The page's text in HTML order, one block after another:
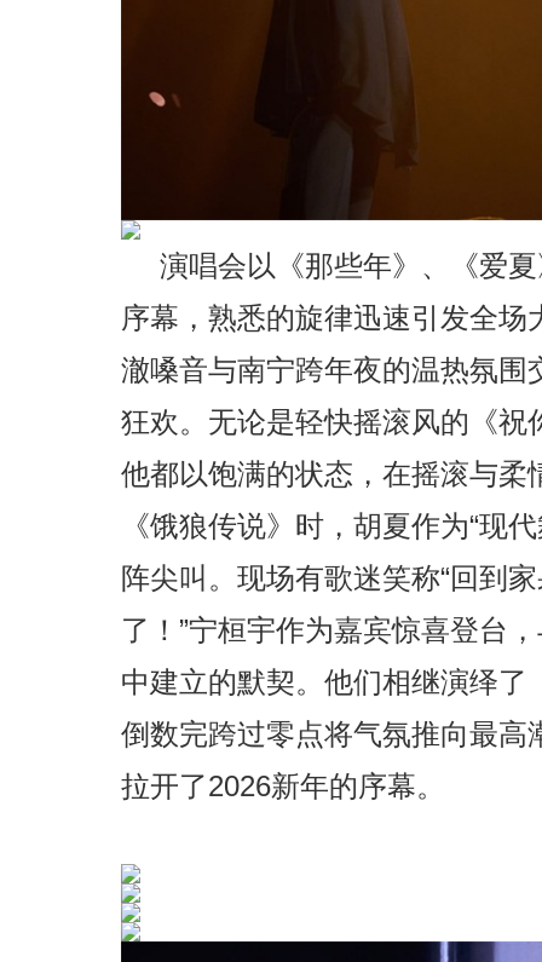
演唱会以《那些年》、《爱
序幕，熟悉的旋律迅速引发全
澈嗓音与南宁跨年夜的温热氛
狂欢。无论是轻快摇滚风的《
他都以饱满的状态，在摇滚与
《饿狼传说》时，胡夏作为“现
阵尖叫。现场有歌迷笑称“回到
了！”宁桓宇作为嘉宾惊喜登台
中建立的默契。他们相继演绎
倒数完跨过零点将气氛推向最
拉开了2026新年的序幕。